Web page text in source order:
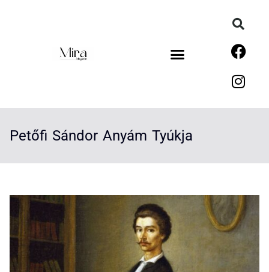
Petőfi Sándor Anyám Tyúkja